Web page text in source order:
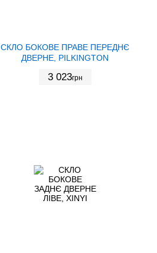
СКЛО БОКОВЕ ПРАВЕ ПЕРЕДНЄ
ДВЕРНЕ, PILKINGTON
3 023грн